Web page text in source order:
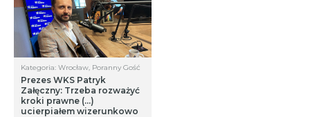
Kategoria: Wrocław, Poranny Gość
Prezes WKS Patryk
Załęczny: Trzeba rozważyć
kroki prawne (…)
ucierpiałem wizerunkowo